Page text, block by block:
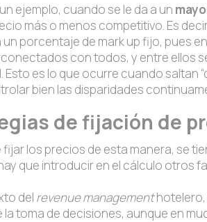
ejemplo, cuando se le da a un
más o menos competitivo. Es
porcentaje de mark up fijo, pues
con todos, y entre ellos
Esto es lo que ocurre cuando saltan
bien las disparidades
de fijación de
fijar los precios de esta manera, se
que introducir en el cálculo otros
del revenue managementhotelero,
la toma de decisiones, aunque en